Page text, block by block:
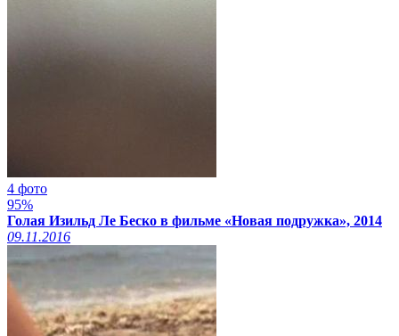
4 фото
95%
Голая Изильд Ле Беско в фильме «Новая подружка», 2014
09.11.2016